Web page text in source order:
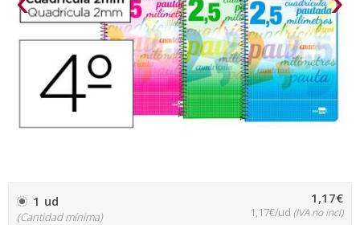
1 ud
(Cantidad mínima)
1,17€
1,17€/ud (IVA no incl)